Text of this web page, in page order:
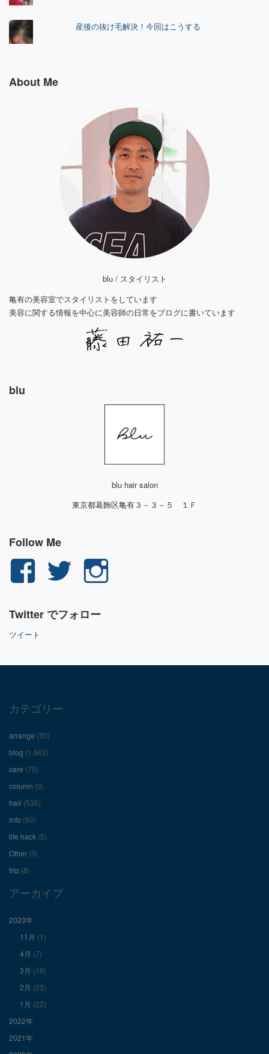
産後の抜け毛解決！今回はこうする
About Me
blu / スタイリスト
亀有の美容室でスタイリストをしています
美容に関する情報を中心に美容師の日常をブログに書いています
blu
blu hair salon
東京都葛飾区亀有３－３－５ １Ｆ
Follow Me
yuichi.fujita.351
ん
ロ
フ
ィ
ー
ル
を
Facebook
で
示
yu_1_fjt
ん
Twitter でフォロー
ツイート
カテゴリー
arrange (30)
blog (1,662)
care (75)
column (9)
hair (535)
info (50)
life hack (5)
Other (3)
trip (8)
アーカイブ
2023年
11月 (1)
4月 (7)
3月 (19)
2月 (23)
1月 (22)
2022年
2021年